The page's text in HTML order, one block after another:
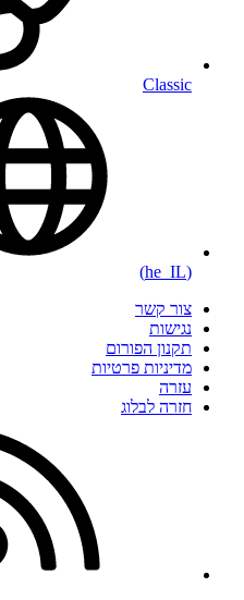
Classic
(he_IL)
צור קשר
נגישות
תקנון הפורום
מדיניות פרטיות
עזרה
חזרה לבלוג